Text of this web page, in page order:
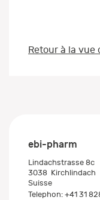
Retour à la vue
ebi-pharm
Lindachstrasse 8c
3038 Kirchlindach
Suisse
Telephon: +41 31